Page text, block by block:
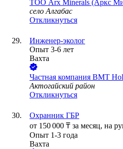
ТОО Arx Minerals (Аркс
село Алгабас
Откликнуться
Инженер-эколог
Опыт 3-6 лет
Вахта
Частная компания BMT
Актогайский район
Откликнуться
Охранник ГБР
от 150 000 ₸ за месяц, на
Опыт 1-3 года
Вахта